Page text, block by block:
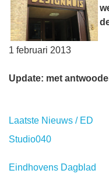
1 februari 2013
Update: met
Laatste Nieuws / ED
Studio040
Eindhovens Dagblad